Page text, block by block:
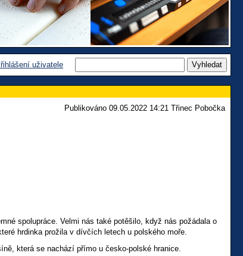
uživatele
Publikováno 09.05.2022 14:21 Třinec Pobočka
spolupráce. Velmi nás také potěšilo, když nás požádala o
hrdinka prožila v dívčích letech u polského moře.
která se nachází přímo u česko-polské hranice.